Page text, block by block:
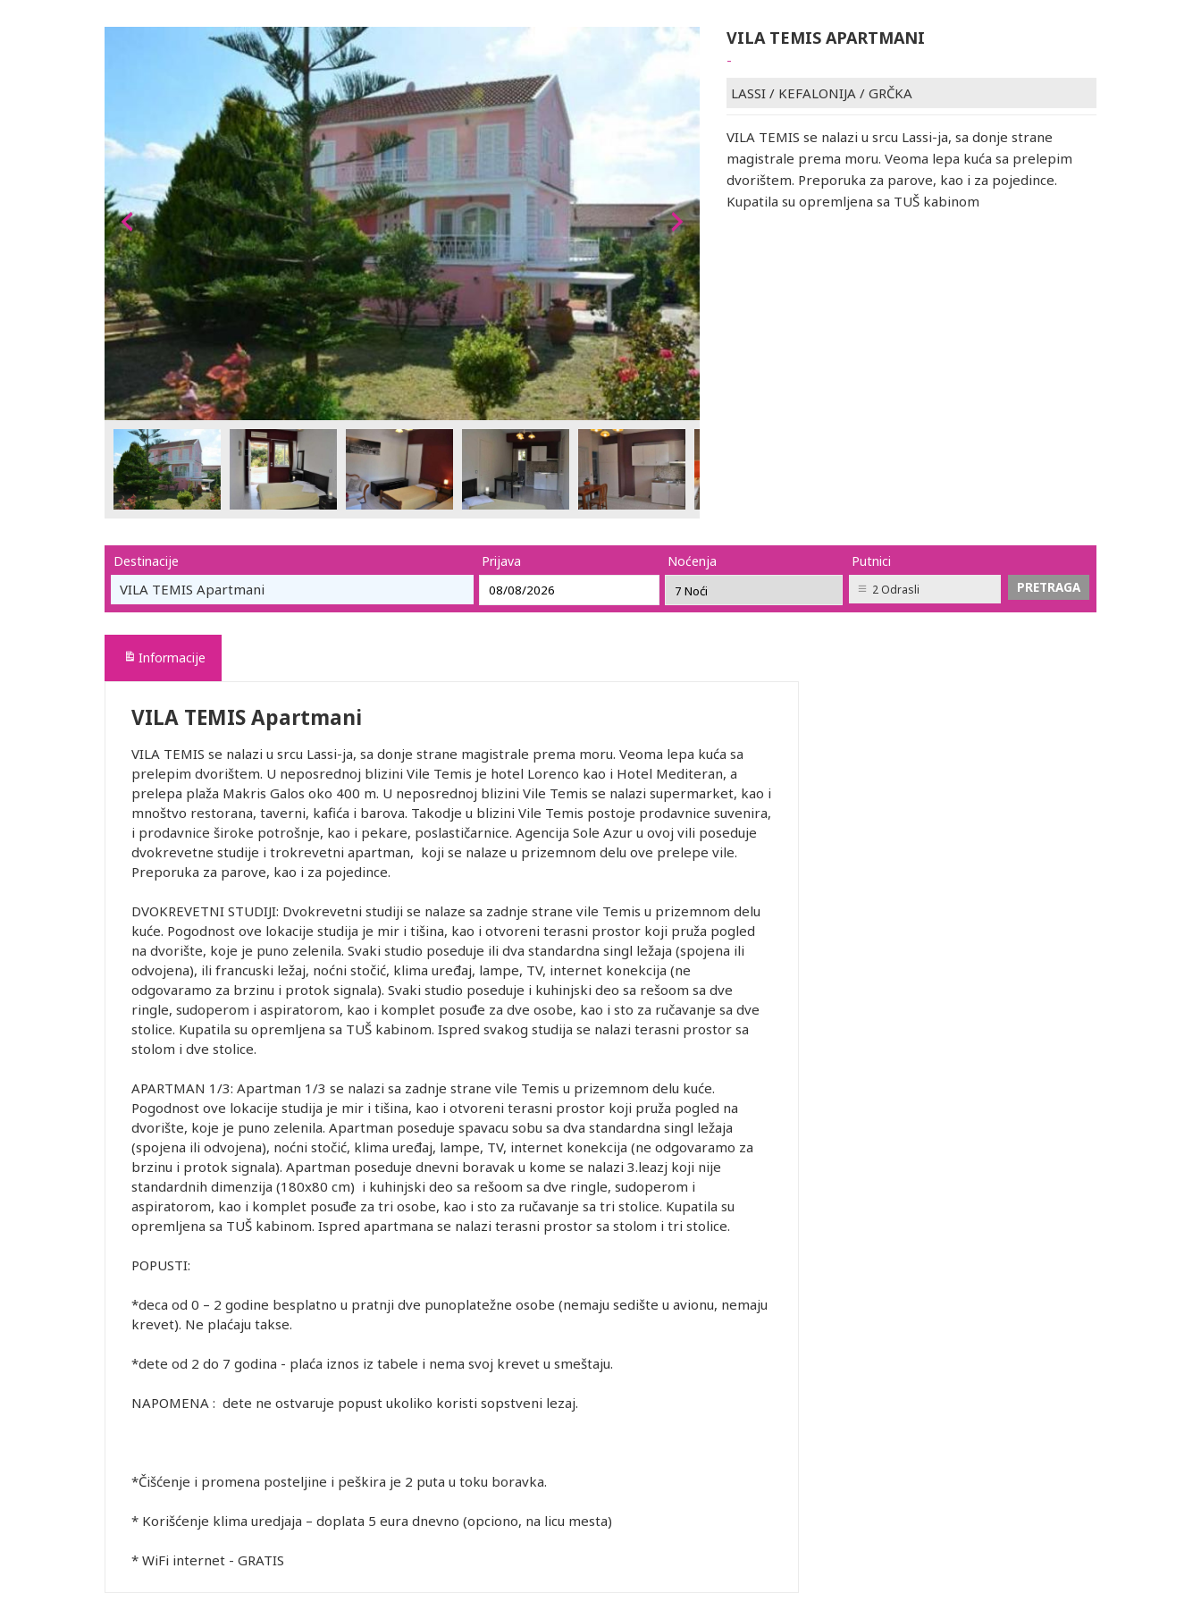
VILA TEMIS APARTMANI
-
LASSI / KEFALONIJA / GRČKA
VILA TEMIS se nalazi u srcu Lassi-ja, sa donje strane
magistrale prema moru. Veoma lepa kuća sa prelepim
dvorištem. Preporuka za parove, kao i za pojedince.
Kupatila su opremljena sa TUŠ kabinom
Destinacije
VILA TEMIS Apartmani
Prijava Noćenja Putnici
2 Odrasli
Informacije
VILA TEMIS Apartmani
VILA TEMIS se nalazi u srcu Lassi-ja, sa donje strane magistrale prema moru. Veoma lepa kuća sa
prelepim dvorištem. U neposrednoj blizini Vile Temis je hotel Lorenco kao i Hotel Mediteran, a
prelepa plaža Makris Galos oko 400 m. U neposrednoj blizini Vile Temis se nalazi supermarket, kao i
mnoštvo restorana, taverni, kafića i barova. Takodje u blizini Vile Temis postoje prodavnice suvenira,
i prodavnice široke potrošnje, kao i pekare, poslastičarnice. Agencija Sole Azur u ovoj vili poseduje
dvokrevetne studije i trokrevetni apartman, koji se nalaze u prizemnom delu ove prelepe vile.
Preporuka za parove, kao i za pojedince.
DVOKREVETNI STUDIJI: Dvokrevetni studiji se nalaze sa zadnje strane vile Temis u prizemnom delu
kuće. Pogodnost ove lokacije studija je mir i tišina, kao i otvoreni terasni prostor koji pruža pogled
na dvorište, koje je puno zelenila. Svaki studio poseduje ili dva standardna singl ležaja (spojena ili
odvojena), ili francuski ležaj, noćni stočić, klima uređaj, lampe, TV, internet konekcija (ne
odgovaramo za brzinu i protok signala). Svaki studio poseduje i kuhinjski deo sa rešoom sa dve
ringle, sudoperom i aspiratorom, kao i komplet posuđe za dve osobe, kao i sto za ručavanje sa dve
stolice. Kupatila su opremljena sa TUŠ kabinom. Ispred svakog studija se nalazi terasni prostor sa
stolom i dve stolice.
APARTMAN 1/3: Apartman 1/3 se nalazi sa zadnje strane vile Temis u prizemnom delu kuće.
Pogodnost ove lokacije studija je mir i tišina, kao i otvoreni terasni prostor koji pruža pogled na
dvorište, koje je puno zelenila. Apartman poseduje spavacu sobu sa dva standardna singl ležaja
(spojena ili odvojena), noćni stočić, klima uređaj, lampe, TV, internet konekcija (ne odgovaramo za
brzinu i protok signala). Apartman poseduje dnevni boravak u kome se nalazi 3.leazj koji nije
standardnih dimenzija (180x80 cm) i kuhinjski deo sa rešoom sa dve ringle, sudoperom i
aspiratorom, kao i komplet posuđe za tri osobe, kao i sto za ručavanje sa tri stolice. Kupatila su
opremljena sa TUŠ kabinom. Ispred apartmana se nalazi terasni prostor sa stolom i tri stolice.
POPUSTI:
*deca od 0 – 2 godine besplatno u pratnji dve punoplatežne osobe (nemaju sedište u avionu, nemaju
krevet). Ne plaćaju takse.
*dete od 2 do 7 godina - plaća iznos iz tabele i nema svoj krevet u smeštaju.
NAPOMENA : dete ne ostvaruje popust ukoliko koristi sopstveni lezaj.
*Čišćenje i promena posteljine i peškira je 2 puta u toku boravka.
* Korišćenje klima uredjaja – doplata 5 eura dnevno (opciono, na licu mesta)
* WiFi internet - GRATIS